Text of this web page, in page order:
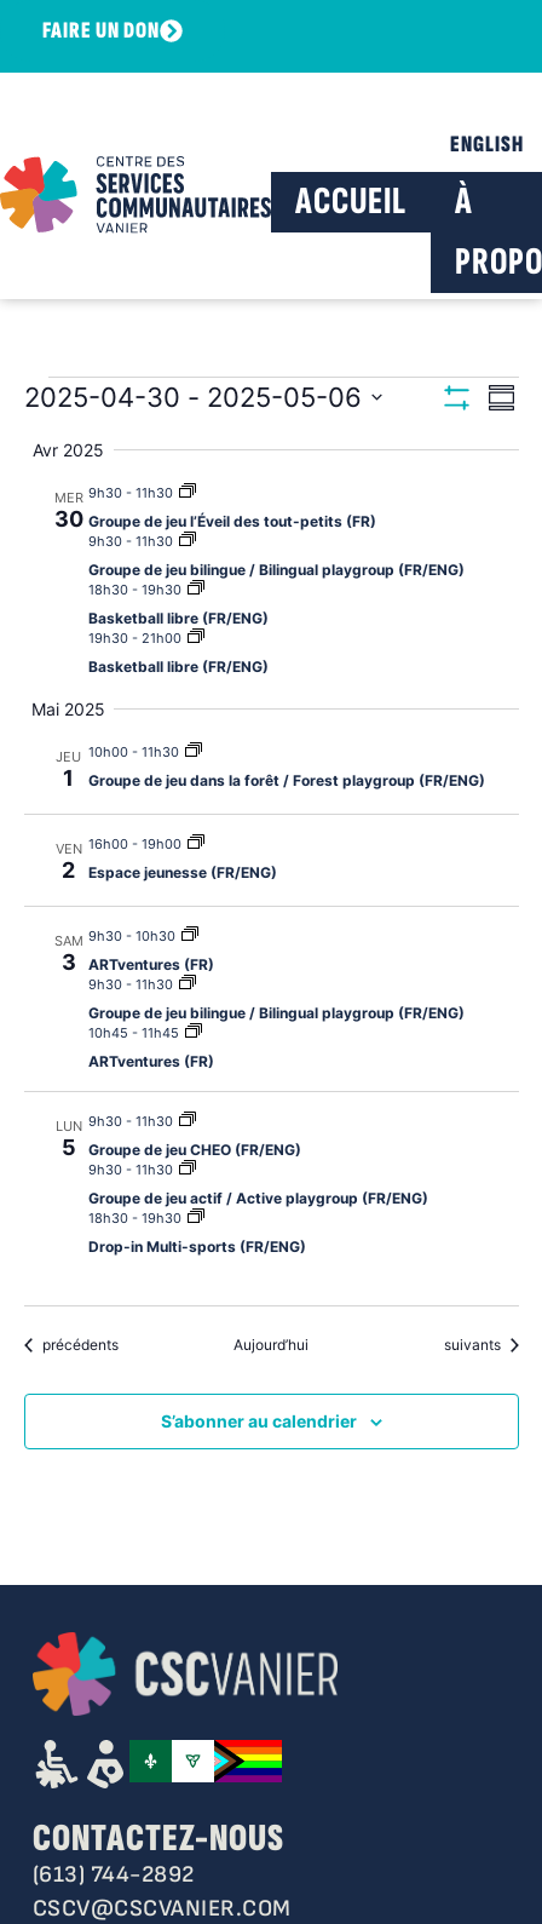
FAIRE UN DON
ENGLISH
ACCUEIL
À
parde
2025-04-30 - 2025-05-06
la
date
Avr 2025
MER
30
9h30- 11h30
Groupe de jeu l’Éveil des tout-petits (FR)
9h30- 11h30
Groupe de jeu bilingue / Bilingual playgroup (FR/ENG)
18h30- 19h30
Basketball libre (FR/ENG)
19h30- 21h00
Basketball libre (FR/ENG)
Mai 2025
JEU
1
10h00- 11h30
Groupe de jeu dans la forêt / Forest playgroup (FR/ENG)
VEN
2
16h00- 19h00
Espace jeunesse (FR/ENG)
SAM
3
9h30- 10h30
ARTventures (FR)
9h30- 11h30
Groupe de jeu bilingue / Bilingual playgroup (FR/ENG)
10h45 - 11h45
ARTventures (FR)
LUN
5
9h30- 11h30
Groupe de jeu CHEO (FR/ENG)
9h30- 11h30
Groupe de jeu actif / Active playgroup (FR/ENG)
18h30- 19h30
Drop-in Multi-sports (FR/ENG)
Évènements
précédents Aujourd’hui Évènements
suivants
S’abonner au calendrier
CONTACTEZ-NOUS
(613) 744-2892
CSCV@CSCVANIER.COM